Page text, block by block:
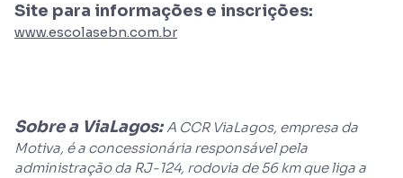
Site para informações e inscrições:
www.escolasebn.com.br
Sobre a ViaLagos:A CCR ViaLagos, empresa da
Motiva, é a concessionária responsável pela
administração da RJ-124, rodovia de 56 km que liga a